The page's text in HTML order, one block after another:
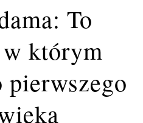
To
którym
pierwszego